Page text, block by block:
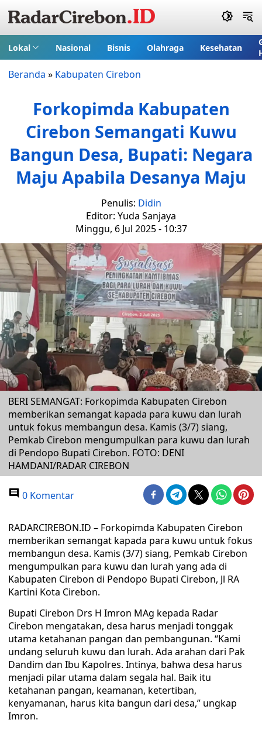
Lokal Nasional Bisnis Olahraga Kesehatan
Beranda » Kabupaten Cirebon
Forkopimda Kabupaten
Cirebon Semangati Kuwu
Bangun Desa, Bupati: Negara
Maju Apabila Desanya Maju
Penulis: Didin
Editor: Yuda Sanjaya
Minggu, 6 Jul 2025 - 10:37
BERI SEMANGAT: Forkopimda Kabupaten Cirebon
memberikan semangat kapada para kuwu dan lurah
untuk fokus membangun desa. Kamis (3/7) siang,
Pemkab Cirebon mengumpulkan para kuwu dan lurah
di Pendopo Bupati Cirebon. FOTO: DENI
HAMDANI/RADAR CIREBON
0 Komentar
RADARCIREBON.ID – Forkopimda Kabupaten Cirebon
memberikan semangat kapada para kuwu untuk fokus
membangun desa. Kamis (3/7) siang, Pemkab Cirebon
mengumpulkan para kuwu dan lurah yang ada di
Kabupaten Cirebon di Pendopo Bupati Cirebon, Jl RA
Kartini Kota Cirebon.
Bupati Cirebon Drs H Imron MAg kepada Radar
Cirebon mengatakan, desa harus menjadi tonggak
utama ketahanan pangan dan pembangunan. “Kami
undang seluruh kuwu dan lurah. Ada arahan dari Pak
Dandim dan Ibu Kapolres. Intinya, bahwa desa harus
menjadi pilar utama dalam segala hal. Baik itu
ketahanan pangan, keamanan, ketertiban,
kenyamanan, harus kita bangun dari desa,” ungkap
Imron.